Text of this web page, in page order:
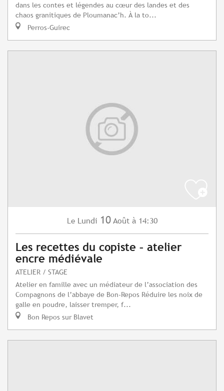
dans les contes et légendes au cœur des landes et des
chaos granitiques de Ploumanac’h. À la to...
Perros-Guirec
Le Lundi 10 Août à 14:30
Les recettes du copiste – atelier
encre médiévale
ATELIER / STAGE
Atelier en famille avec un médiateur de l’association des
Compagnons de l’abbaye de Bon-Repos Réduire les noix de
galle en poudre, laisser tremper, f...
Bon Repos sur Blavet